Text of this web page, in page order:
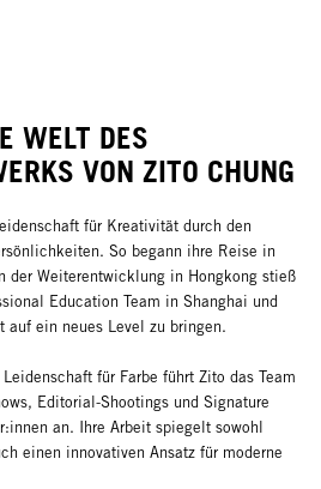
WELT DES
VON ZITO CHUNG
für Kreativität durch den
So begann ihre Reise in
der Weiterentwicklung in Hongkong stieß
Education Team in Shanghai und
auf ein neues Level zu bringen.
für Farbe führt Zito das Team
Editorial-Shootings und Signature
an. Ihre Arbeit spiegelt sowohl
einen innovativen Ansatz für moderne